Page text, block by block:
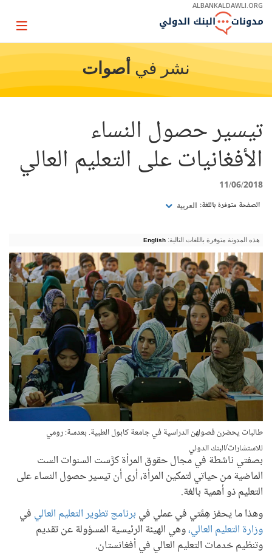
Skip
Main
ALBANKALDAWLI.ORG
Page
نشر في أصوات
تيسير حصول النساء
الأفغانيات على التعليم العالي
11/06/2018
الصفحة متوفرة باللغة: العربية
هذه المدونة متوفرة باللغات التالية: English
طالبات يحضرن فصولهن الدراسية في جامعة كابول الطبية. بعدسة: رومي
للاستشارات/البنك الدولي
بصفتي ناشطة في مجال حقوق المرأة كرَّست السنوات الست
الماضية من حياتي لتمكين المرأة، أرى أن تيسير حصول النساء على
التعليم ذو أهمية بالغة.
وهذا ما يحفز هِمَّتي في عملي في برنامج تطوير التعليم العالي في
وزارة التعليم العالي،وهي الهيئة الرئيسية المسؤولة عن تقديم
وتنظيم خدمات التعليم العالي في أفغانستان.